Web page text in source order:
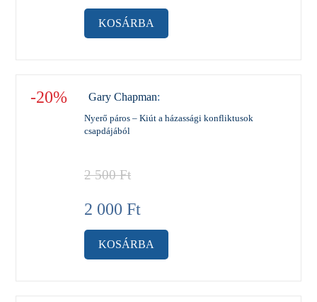
KOSÁRBA
-20% Gary Chapman:
Nyerő páros – Kiút a házassági konfliktusok
csapdájából
2 500Ft
2 000 Ft
KOSÁRBA